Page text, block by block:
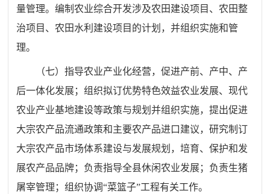
量管理。编制农业综合开发涉及农田建设项目、农田整
治项目、农田水利建设项目的计划，并组织实施和管
理。
（七）指导农业产业化经营，促进产前、产中、产
后一体化发展；组织拟订优势特色效益农业发展、现代
农业产业基地建设等政策与规划并组织实施，提出促进
大宗农产品流通政策和主要农产品进口建议，研究制订
大宗农产品市场体系建设与发展规划，培育、保护和发
展农产品品牌；负责指导全县休闲农业发展；负责生猪
屠宰管理；组织协调“菜篮子”工程有关工作。